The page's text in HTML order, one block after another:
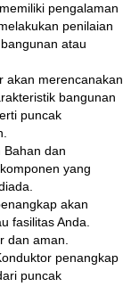
pengalaman
penilaian
atau
akan merencanakan
bangunan
puncak
Bahan dan
yang
akan
fasilitas Anda.
dan aman.
penangkap
puncak